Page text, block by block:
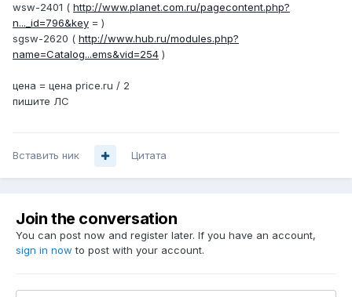
wsw-2401 ( http://www.planet.com.ru/pagecontent.php?
n..._id=796&key = )
sgsw-2620 ( http://www.hub.ru/modules.php?
name=Catalog...ems&vid=254 )
цена = цена price.ru / 2
пишите ЛС
Вставить ник Цитата
Join the conversation
You can post now and register later. If you have an account,
sign in now to post with your account.